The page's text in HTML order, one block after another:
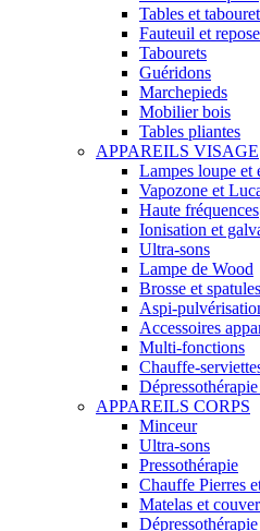
Tables et
Fauteuil et
Tabourets
Guéridons
Marchepieds
Mobilier bois
Tables pliantes
APPAREILS VISAGE
Lampes loupe et
Vapozone et
Haute fréquences
Ionisation et
Ultra-sons
Lampe de Wood
Brosse et
Aspi-
Accessoires
Multi-fonctions
Chauffe-
APPAREILS CORPS
Minceur
Ultra-sons
Pressothérapie
Chauffe Pierres
Matelas et